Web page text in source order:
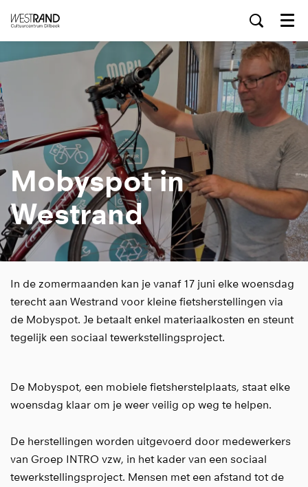
Menu
Mobyspot in
Westrand
In de zomermaanden kan je vanaf 17 juni elke woensdag
terecht aan Westrand voor kleine fietsherstellingen via
de Mobyspot. Je betaalt enkel materiaalkosten en steunt
tegelijk een sociaal tewerkstellingsproject.
De Mobyspot, een mobiele fietsherstelplaats, staat elke
woensdag klaar om je weer veilig op weg te helpen.
De herstellingen worden uitgevoerd door medewerkers
van Groep INTRO vzw, in het kader van een sociaal
tewerkstellingsproject. Mensen met een afstand tot de